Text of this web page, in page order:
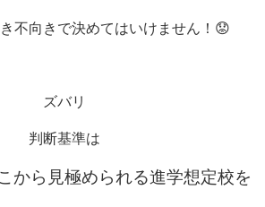
不向きで決めてはいけません！😟
ズバリ
判断基準は
から見極められる進学想定校を